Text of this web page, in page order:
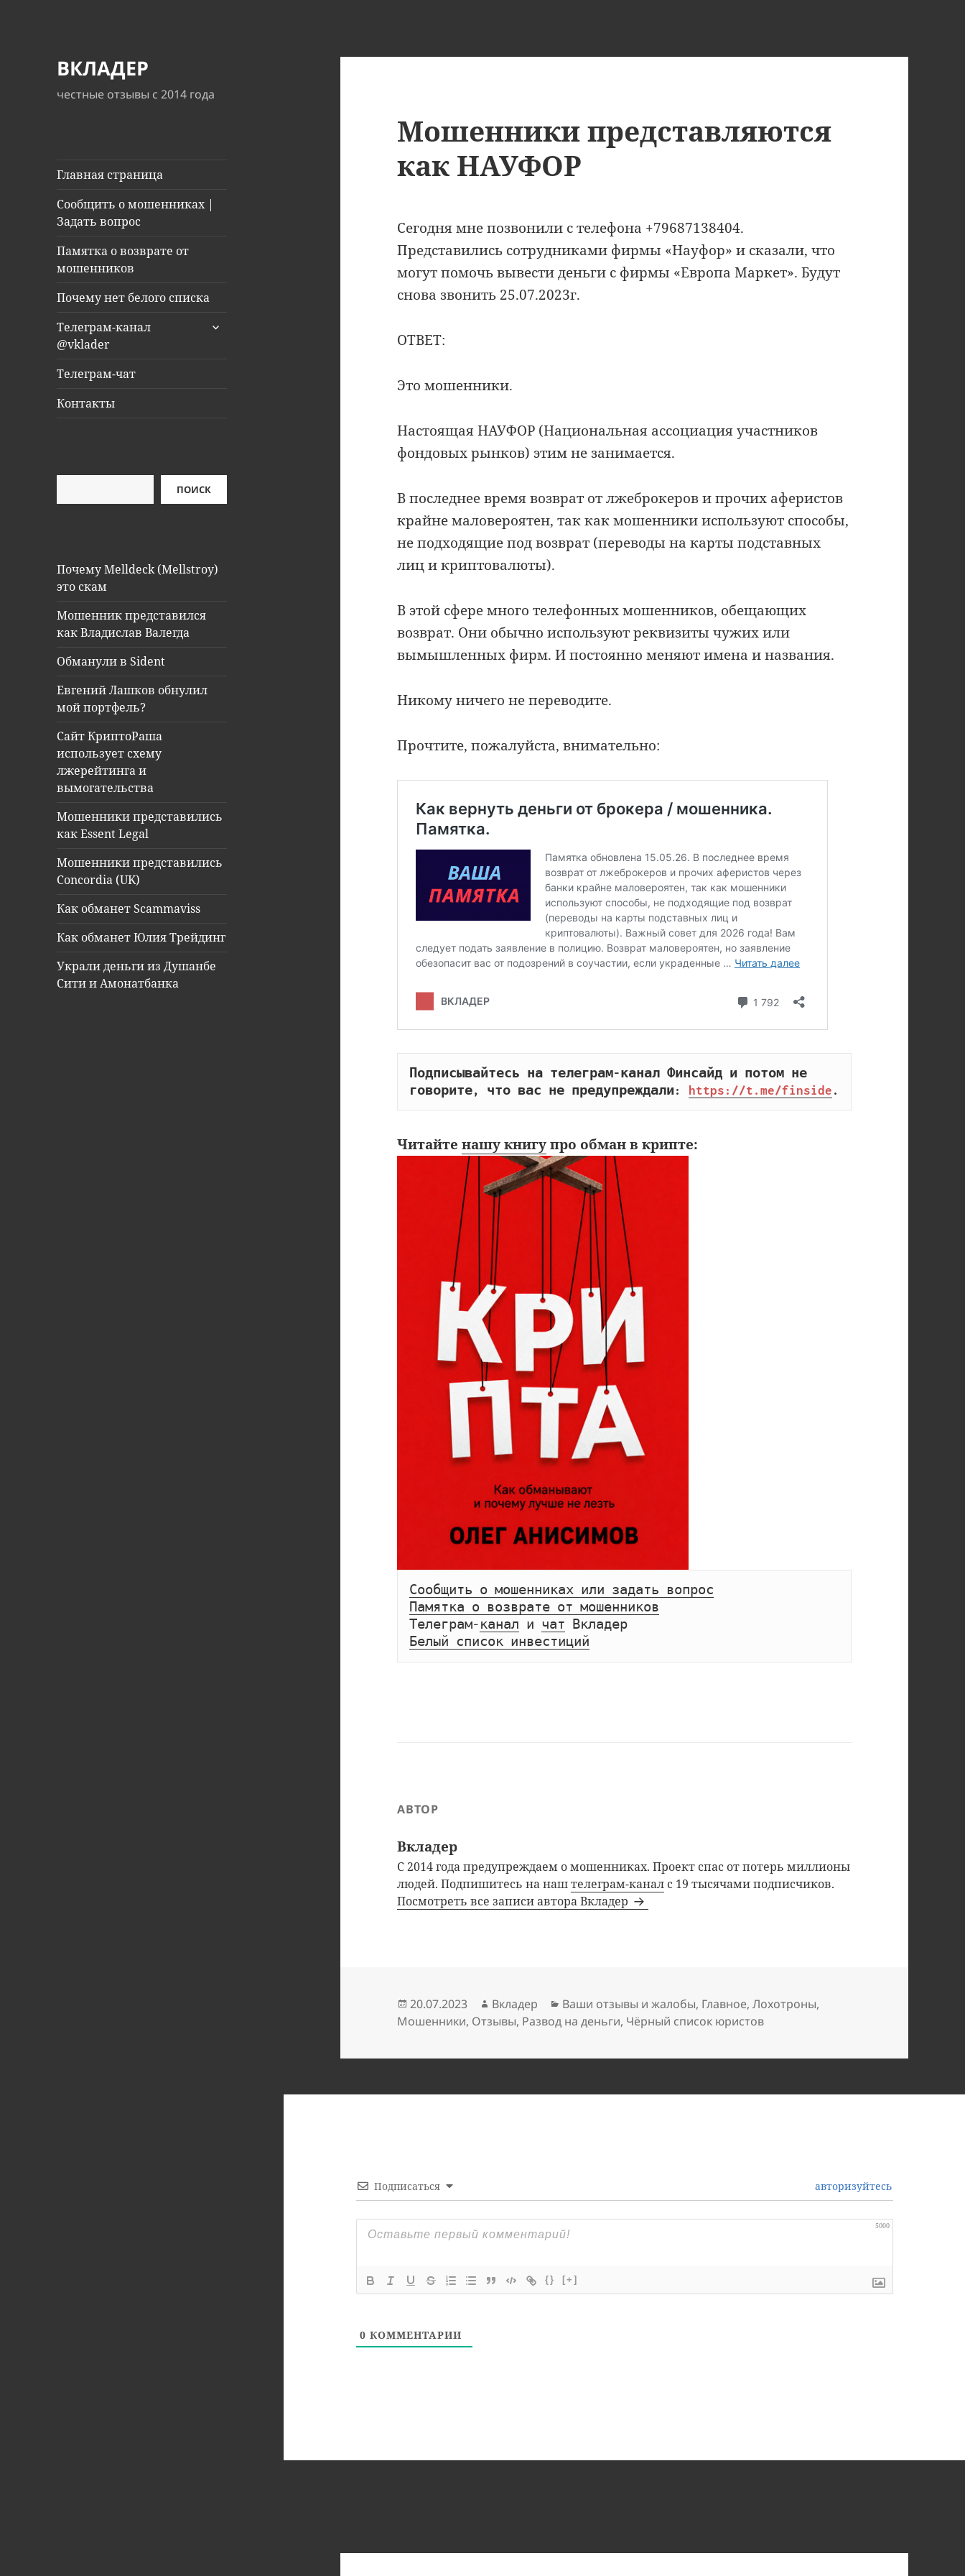
ВКЛАДЕР
честные отзывы с 2014 года
Главная страница
Сообщить о мошенниках |
Задать вопрос
Памятка о возврате от
мошенников
Почему нет белого списка
Телеграм-канал
@vklader
раскрыть
Телеграм-чат
Контакты
ПОИСК
Почему Melldeck (Mellstroy)
это скам
Мошенник представился
как Владислав Валегда
Обманули в Sident
Евгений Лашков обнулил
мой портфель?
Сайт КриптоРаша
использует схему
лжерейтинга и
вымогательства
Мошенники представились
как Essent Legal
Мошенники представились
Concordia (UK)
Как обманет Scammaviss
Как обманет Юлия Трейдинг
Украли деньги из Душанбе
Сити и Амонатбанка
Мошенники представляются
как НАУФОР
Сегодня мне позвонили с телефона +79687138404.
Представились сотрудниками фирмы «Науфор» и сказали, что
могут помочь вывести деньги с фирмы «Европа Маркет». Будут
снова звонить 25.07.2023г.
ОТВЕТ:
Это мошенники.
Настоящая НАУФОР (Национальная ассоциация участников
фондовых рынков) этим не занимается.
В последнее время возврат от лжеброкеров и прочих аферистов
крайне маловероятен, так как мошенники используют способы,
не подходящие под возврат (переводы на карты подставных
лиц и криптовалюты).
В этой сфере много телефонных мошенников, обещающих
возврат. Они обычно используют реквизиты чужих или
вымышленных фирм. И постоянно меняют имена и названия.
Никому ничего не переводите.
Прочтите, пожалуйста, внимательно:
Подписывайтесь на телеграм-канал Финсайд и потом не
говорите, что вас не предупреждали:
https://t.me/finside .
Читайтенашу книгупро обман в крипте:
Сообщить о мошенниках или задать вопрос
Памятка о возврате от мошенников
Телеграм- канал и чат
Вкладер
Белый список инвестиций
АВТОР
Вкладер
С 2014 года предупреждаем о мошенниках. Проект спас от потерь миллионы
людей. Подпишитесь на наштелеграм-канал с 19 тысячами подписчиков.
Посмотреть все записи автора Вкладер
Опубликовано
20.07.2023 Автор
Вкладер Рубрики
Ваши отзывы и жалобы, Главное,Лохотроны,
Мошенники, Отзывы, Развод на деньги, Чёрный список юристов
Подписаться авторизуйтесь
5000
{} [+]
0 КОММЕНТАРИИ